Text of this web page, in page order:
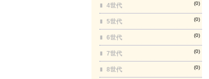
4世代 (0)
5世代 (0)
6世代 (0)
7世代 (0)
8世代 (0)